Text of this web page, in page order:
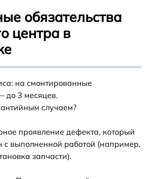
обязательства
центра в
на смонтированные
до 3 месяцев.
случаем?
проявление дефекта, который
с выполненной работой (например,
запчасти).